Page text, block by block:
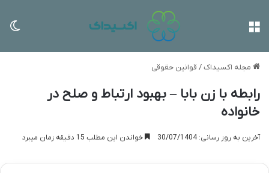
مجله اکسیداک/ قوانین حقوقی
رابطه با زن بابا – بهبود ارتباط و صلح در
خانواده
آخرین به روز رسانی: 30/07/1404 خواندن این مطلب 15 دقیقه زمان میبرد